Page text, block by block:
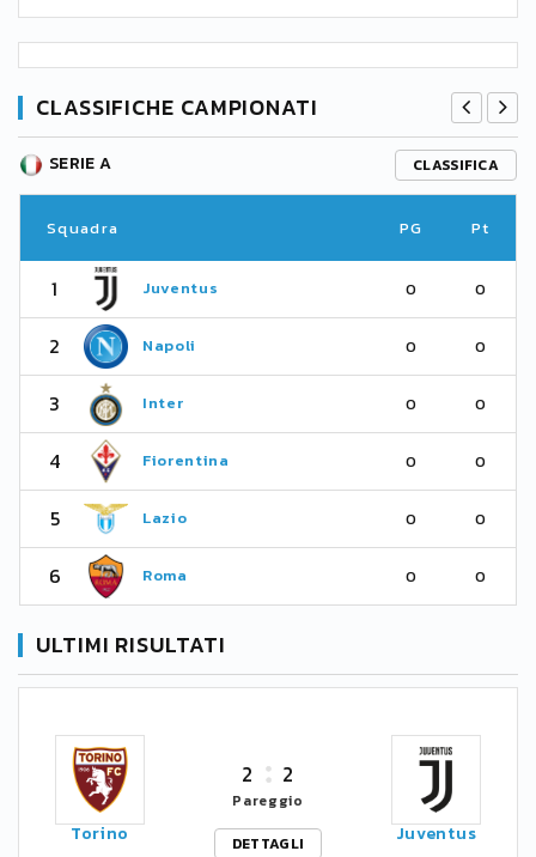
CLASSIFICHE CAMPIONATI
SERIE A CLASSIFICA
Squadra PG Pt
1 Juventus 0 0
2 Napoli 0 0
3 Inter 0 0
4 Fiorentina 0 0
5 Lazio 0 0
6 Roma 0 0
ULTIMI RISULTATI
Torino
2 2
Pareggio
DETTAGLI
Juventus